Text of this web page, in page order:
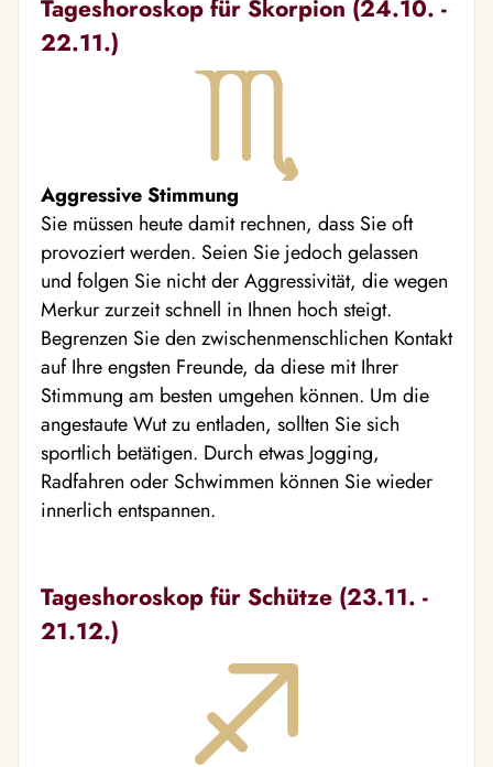
Tageshoroskop für Skorpion (24.10. -
22.11.)
Aggressive Stimmung
Sie müssen heute damit rechnen, dass Sie oft
provoziert werden. Seien Sie jedoch gelassen
und folgen Sie nicht der Aggressivität, die wegen
Merkur zurzeit schnell in Ihnen hoch steigt.
Begrenzen Sie den zwischenmenschlichen Kontakt
auf Ihre engsten Freunde, da diese mit Ihrer
Stimmung am besten umgehen können. Um die
angestaute Wut zu entladen, sollten Sie sich
sportlich betätigen. Durch etwas Jogging,
Radfahren oder Schwimmen können Sie wieder
innerlich entspannen.
Tageshoroskop für Schütze (23.11. -
21.12.)